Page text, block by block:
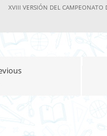
XVIII VERSIÓN DEL CAMPEONATO